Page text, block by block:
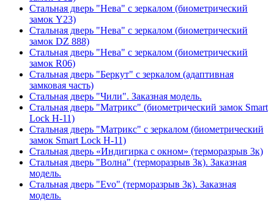
Стальная дверь "Нева" с зеркалом (биометрический
замок Y23)
Стальная дверь "Нева" с зеркалом (биометрический
замок DZ 888)
Стальная дверь "Нева" с зеркалом (биометрический
замок R06)
Стальная дверь "Беркут" с зеркалом (адаптивная
замковая часть)
Стальная дверь "Чили". Заказная модель.
Стальная дверь "Матрикс" (биометрический замок Smart
Lock H-11)
Стальная дверь "Матрикс" с зеркалом (биометрический
замок Smart Lock H-11)
Стальная дверь «Индигирка с окном» (терморазрыв 3к)
Стальная дверь "Волна" (терморазрыв 3к). Заказная
модель.
Стальная дверь "Evo" (терморазрыв 3к). Заказная
модель.